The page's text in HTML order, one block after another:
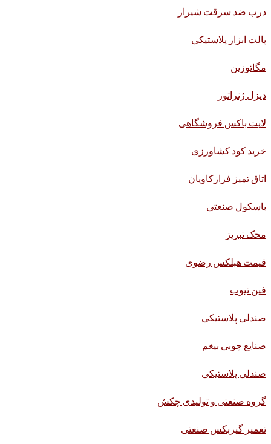
درب ضد سرقت شیراز
پالت ابزار پلاستیکی
مگاتوزین
دیزل ژنراتور
لایت باکس فروشگاهی
خرید کود کشاورزی
اتاق تمیز فرازکاویان
باسکول صنعتی
محک تبریز
قیمت هبلکس رضوی
فین تیوب
صندلی پلاستیکی
صنایع چوبی بیغم
صندلی پلاستیکی
گروه صنعتی و تولیدی چکش
تعمیر گیربکس صنعتی